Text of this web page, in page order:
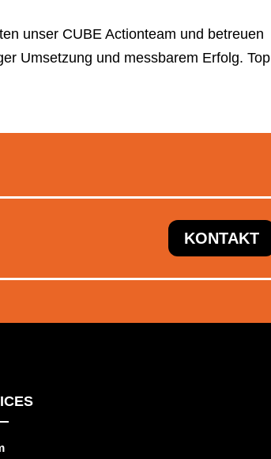
unser CUBE Actionteam und betreuen
Umsetzung und messbarem Erfolg. Top
KONTAKT